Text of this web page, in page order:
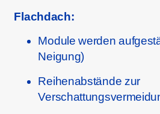
Flachdach:
Module werden
Neigung)
Reihenabstände zur